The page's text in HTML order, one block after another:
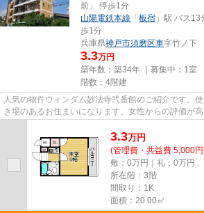
前」 停歩1分
山陽電鉄本線 「 板宿 」駅 バス
歩1分
兵庫県神戸市須磨区車字竹ノ下
3.3万円
築年数：築34年 ｜募集中： 1室
階数：4階建
人気の物件ウィンダム妙法寺弐番館のご紹介です。
き場のあるお住まいになります。女性からの評価が
3.3万円
(管理費・共益費 5,000
敷：0万円｜礼：0万円
所在階：3階
間取り：1K
面積：20.00㎡